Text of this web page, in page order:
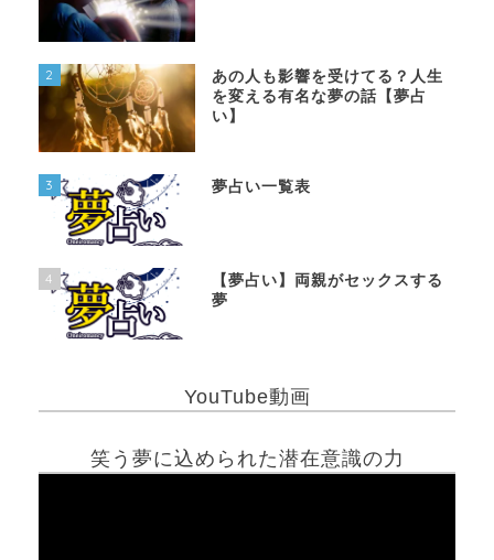
2
あの人も影響を受けてる？人生
を変える有名な夢の話【夢占
い】
3 夢占い一覧表
4
【夢占い】両親がセックスする
夢
YouTube動画
笑う夢に込められた潜在意識の力